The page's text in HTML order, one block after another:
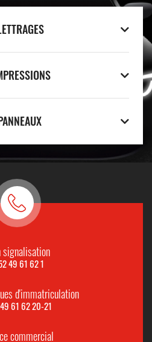
signalisation
49 61 62 1
d'immatriculation
61 62 20-21
commercial